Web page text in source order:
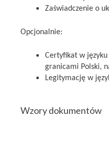
Zaświadczenie o
Opcjonalnie:
Certyfikat w
granicami Polski,
Legitymację w
Wzory dokumentów